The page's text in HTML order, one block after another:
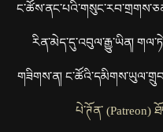
རིན་མེད་དུ་འབུལ་རྒྱུ་ཡིན།
གཟིགས་ན།
པེ་ཊོན་ (Patreon)